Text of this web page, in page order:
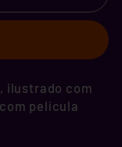
ilustrado com
película